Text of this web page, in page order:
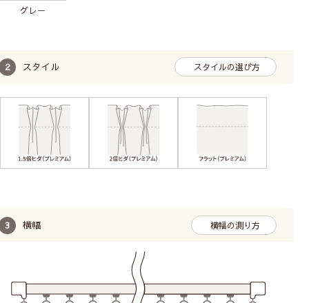
グレー
スタイル スタイルの選び方
横幅 横幅の測り方